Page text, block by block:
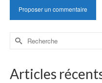
Rechercher :
Articles